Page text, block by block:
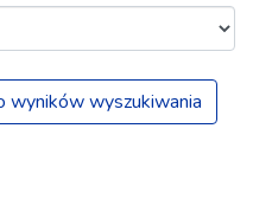
wyników wyszukiwania